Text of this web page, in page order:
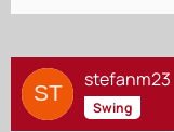
stefanm23
Swing